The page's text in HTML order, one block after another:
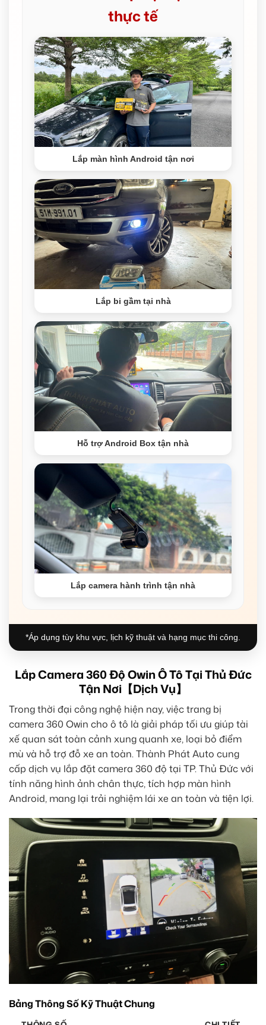
thực tế
Lắp màn hình Android tận nơi
Lắp bi gầm tại nhà
Hỗ trợ Android Box tận nhà
Lắp camera hành trình tận nhà
*Áp dụng tùy khu vực, lịch kỹ thuật và hạng mục thi công.
Lắp Camera 360 Độ Owin Ô Tô Tại Thủ Đức
Tận Nơi【Dịch Vụ】
Trong thời đại công nghệ hiện nay, việc trang bị
camera 360 Owin cho ô tô là giải pháp tối ưu giúp tài
xế quan sát toàn cảnh xung quanh xe, loại bỏ điểm
mù và hỗ trợ đỗ xe an toàn. Thành Phát Auto cung
cấp dịch vụ lắp đặt camera 360 độ tại TP. Thủ Đức với
tính năng hình ảnh chân thực, tích hợp màn hình
Android, mang lại trải nghiệm lái xe an toàn và tiện lợi.
Bảng Thông Số Kỹ Thuật Chung